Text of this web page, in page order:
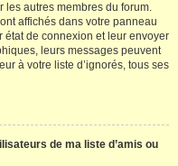
les autres membres du forum.
affichés dans votre panneau
état de connexion et leur envoyer
leurs messages peuvent
à votre liste d’ignorés, tous ses
de ma liste d’amis ou